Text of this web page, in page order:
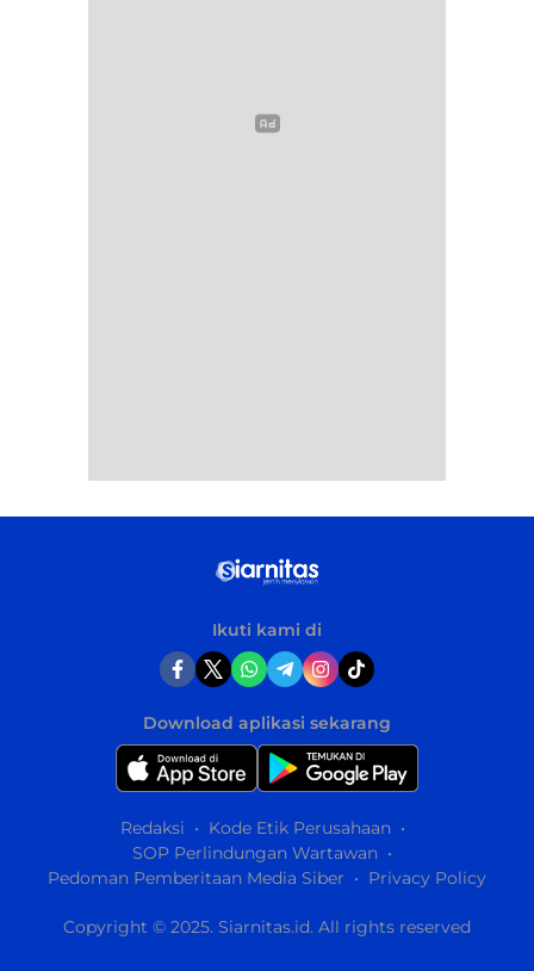
Ikuti kami di
Download aplikasi sekarang
Redaksi
Kode Etik Perusahaan
SOP Perlindungan Wartawan
Pedoman Pemberitaan Media Siber
Privacy Policy
Copyright © 2025. Siarnitas.id. All rights reserved